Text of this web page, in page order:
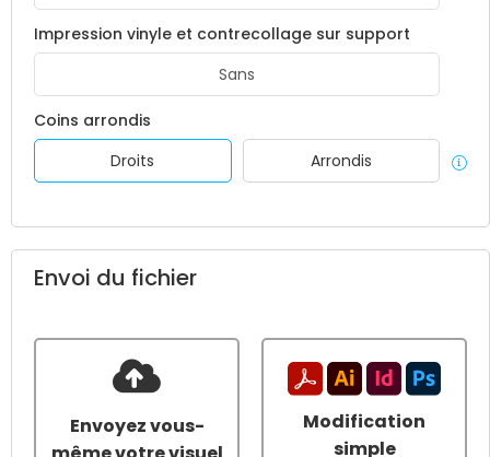
Impression vinyle et contrecollage sur support
Sans
Coins arrondis
Droits
Arrondis
Envoi du fichier
Envoyez vous-
Modification
simple